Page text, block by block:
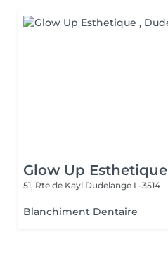
Glow Up Esthetique
51, Rte de Kayl Dudelange L-3514
Blanchiment Dentaire